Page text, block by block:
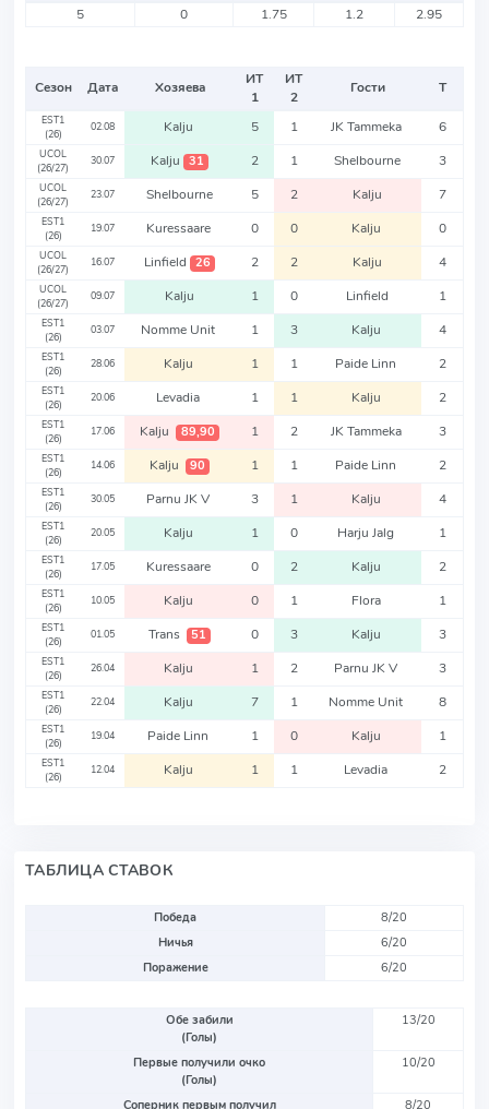
5
0 1.75 1.2 2.95
Сезон Дата Хозяева
ИТ
1
ИТ
2
Гости Т
EST1
(26)
02.08 Kalju 5 1 JK Tammeka 6
UCOL
(26/27)
30.07 Kalju 31 2 1 Shelbourne 3
UCOL
(26/27)
23.07 Shelbourne 5 2 Kalju 7
EST1
(26)
19.07 Kuressaare 0 0 Kalju 0
UCOL
(26/27)
16.07 Linfield 26 2 2 Kalju 4
UCOL
(26/27)
09.07 Kalju 1 0 Linfield 1
EST1
(26)
03.07 Nomme Unit 1 3 Kalju 4
EST1
(26)
28.06 Kalju 1 1 Paide Linn 2
EST1
(26)
20.06 Levadia 1 1 Kalju 2
EST1
(26)
17.06 Kalju 89,90 1 2 JK Tammeka 3
EST1
(26)
14.06 Kalju 90 1 1 Paide Linn 2
EST1
(26)
30.05 Parnu JK V 3 1 Kalju 4
EST1
(26)
20.05 Kalju 1 0 Harju Jalg 1
EST1
(26)
17.05 Kuressaare 0 2 Kalju 2
EST1
(26)
10.05 Kalju 0 1 Flora 1
EST1
(26)
01.05 Trans 51 0 3 Kalju 3
EST1
(26)
26.04 Kalju 1 2 Parnu JK V 3
EST1
(26)
22.04 Kalju 7 1 Nomme Unit 8
EST1
(26)
19.04 Paide Linn 1 0 Kalju 1
EST1
(26)
12.04 Kalju 1 1 Levadia 2
ТАБЛИЦА СТАВОК
Победа
8/20
Ничья
6/20
Поражение
6/20
Обе забили
(Голы)
13/20
Первые получили очко
(Голы)
10/20
Соперник первым получил
8/20